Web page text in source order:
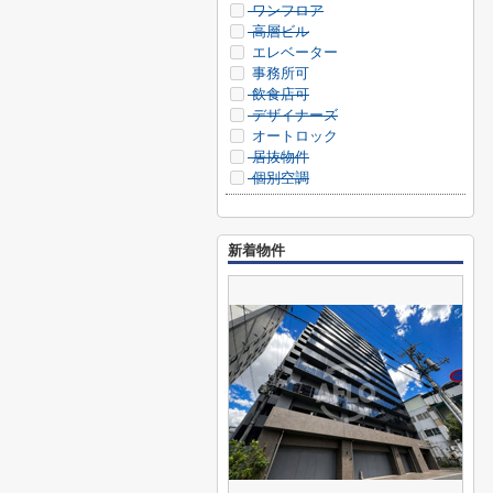
ワンフロア
高層ビル
エレベーター
事務所可
飲食店可
デザイナーズ
オートロック
居抜物件
個別空調
新着物件